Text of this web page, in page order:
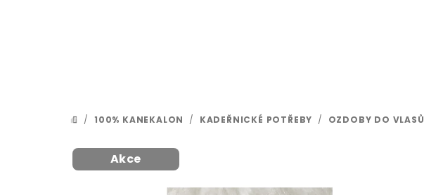
DOMŮ
/ 100% KANEKALON / KADEŘNICKÉ POTŘEBY / OZDOBY DO VLASŮ
Akce